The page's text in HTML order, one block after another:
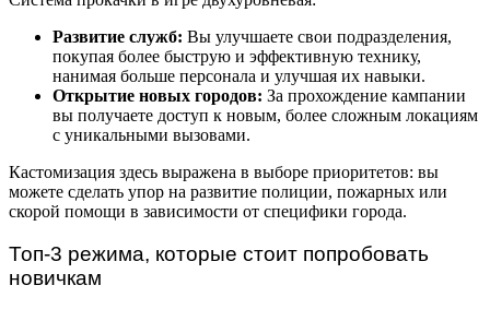
Развитие служб: Вы улучшаете свои подразделения,
покупая более быструю и эффективную технику,
нанимая больше персонала и улучшая их навыки.
Открытие новых городов: За прохождение кампании
вы получаете доступ к новым, более сложным локациям
с уникальными вызовами.
Кастомизация здесь выражена в выборе приоритетов: вы
можете сделать упор на развитие полиции, пожарных или
скорой помощи в зависимости от специфики города.
Топ-3 режима, которые стоит попробовать
новичкам